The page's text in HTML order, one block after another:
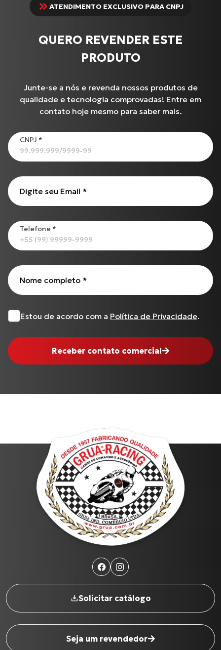
Cabo de Embreagem para S-1000 R (17 até 18)
Cabo de Embreagem para INTERCEPTOR-650
C-100 BIZ
CG-125 CARGO
ATENDIMENTO EXCLUSIVO PARA CNPJ
QUERO REVENDER ESTE
PRODUTO
Junte-se a nós e revenda nossos produtos de
qualidade e tecnologia comprovadas! Entre em
contato hoje mesmo para saber mais.
CNPJ *
Digite seu Email *
Telefone *
Nome completo *
Estou de acordo com a Política de Privacidade.
Receber contato comercial
Solicitar catálogo
Seja um revendedor